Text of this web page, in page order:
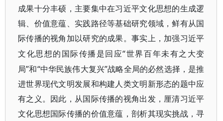
成果十分丰硕，主要集中在习近平文化思想的生成逻
辑、价值意蕴、实践路径等基础研究领域，鲜有从国
际传播的视角加以研究的成果。事实上，加强习近平
文化思想的国际传播是回应“世界百年未有之大变
局”和“中华民族伟大复兴”战略全局的必然选择，是推
进世界现代文明发展和构建人类文明新形态的题中应
有之义。因此，从国际传播的视角出发，厘清习近平
文化思想国际传播的价值意蕴，剖析其现实挑战，寻